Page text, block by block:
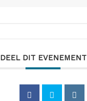
DEEL DIT EVENEMENT